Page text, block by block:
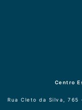
Centro
Rua Cleto da Silva, 765